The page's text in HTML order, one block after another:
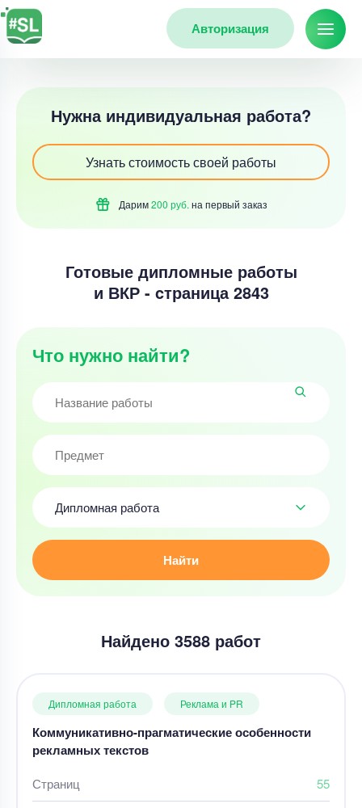
Авторизация
Нужна индивидуальная работа?
Узнать стоимость своей работы
Дарим200 руб. на первый заказ
Готовые дипломные работы
и ВКР - cтраница 2843
Что нужно найти?
Дипломная работа
Найти
Найдено 3588 работ
Дипломная работа Реклама и PR
Коммуникативно-прагматические особенности
рекламных текстов
Страниц 55